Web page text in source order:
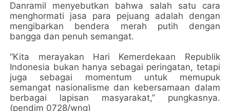
Danramil menyebutkan bahwa salah satu cara
menghormati jasa para pejuang adalah dengan
mengibarkan bendera merah putih dengan
bangga dan penuh semangat.
“Kita merayakan Hari Kemerdekaan Republik
Indonesia bukan hanya sebagai peringatan, tetapi
juga sebagai momentum untuk memupuk
semangat nasionalisme dan kebersamaan dalam
berbagai lapisan masyarakat,” pungkasnya.
(pendim 0728/wng)